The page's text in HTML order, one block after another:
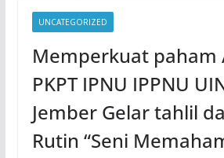
UNCATEGORIZED
Memperkuat paham
PKPT IPNU IPPNU
Jember Gelar tahlil
Rutin “Seni